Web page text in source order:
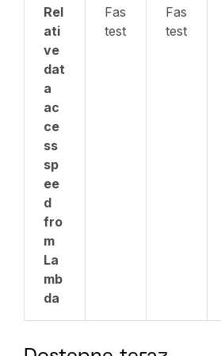
Rel
ati
ve
dat
a
ac
ce
ss
sp
ee
d
fro
m
La
mb
da
Fas
test
Fas
test